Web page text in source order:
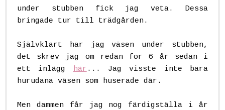
under stubben fick jag veta. Dessa
bringade tur till trädgården.
Självklart har jag väsen under stubben,
det skrev jag om redan för 6 år sedan i
ett inlägg här ... Jag visste inte bara
hurudana väsen som huserade där.
Men dammen får jag nog färdigställa i år